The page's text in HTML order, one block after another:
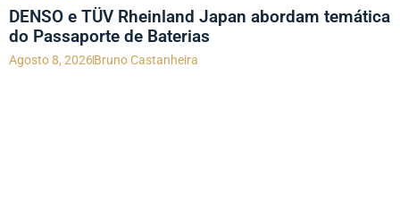
DENSO e TÜV Rheinland Japan abordam temática
do Passaporte de Baterias
Agosto 8, 2026Bruno Castanheira